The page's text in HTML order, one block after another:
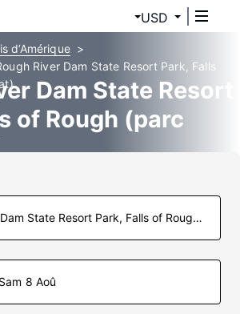
USD
d’Amérique
River Dam State Resort Park, Falls
Dam State Resort
of Rough (parc
8 Aoû